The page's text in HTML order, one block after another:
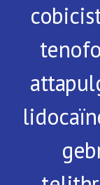
Contact
Over ons
FR